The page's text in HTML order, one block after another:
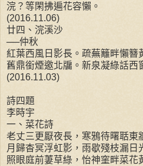
浣？等閑拂遍花容懶。
(2016.11.06)
廿四、浣溪沙
──仲秋
紅葉西風日影長。疏蕪籬畔懶簪
舊鼎銜煙邀北牖。新泉凝綠話西
(2016.11.03)
詩四題
李時宇
一、菜花詩
老丈三更厭夜長，寒鴉待曙聒東
月歸杳冥浮虹影，雨歇殘枝漏日
照眼庭前萋草綠，怡神窐畔菜花